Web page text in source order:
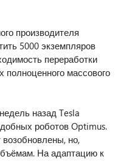
производителя
5000 экземпляров
переработки
полноценного массового
назад Tesla
роботов Optimus.
но,
На адаптацию к